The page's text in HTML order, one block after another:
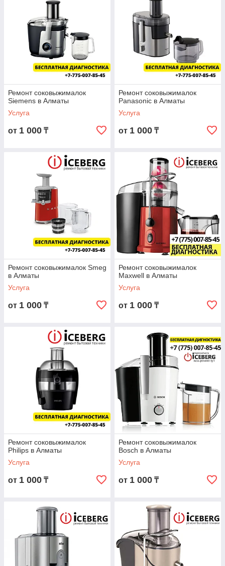
Ремонт соковыжималок
Siemens в Алматы
Услуга
от 1 000 ₸
Ремонт соковыжималок
Panasonic в Алматы
Услуга
от 1 000 ₸
Ремонт соковыжималок Smeg
в Алматы
Услуга
от 1 000 ₸
Ремонт соковыжималок
Maxwell в Алматы
Услуга
от 1 000 ₸
Ремонт соковыжималок
Philips в Алматы
Услуга
от 1 000 ₸
Ремонт соковыжималок
Bosch в Алматы
Услуга
от 1 000 ₸